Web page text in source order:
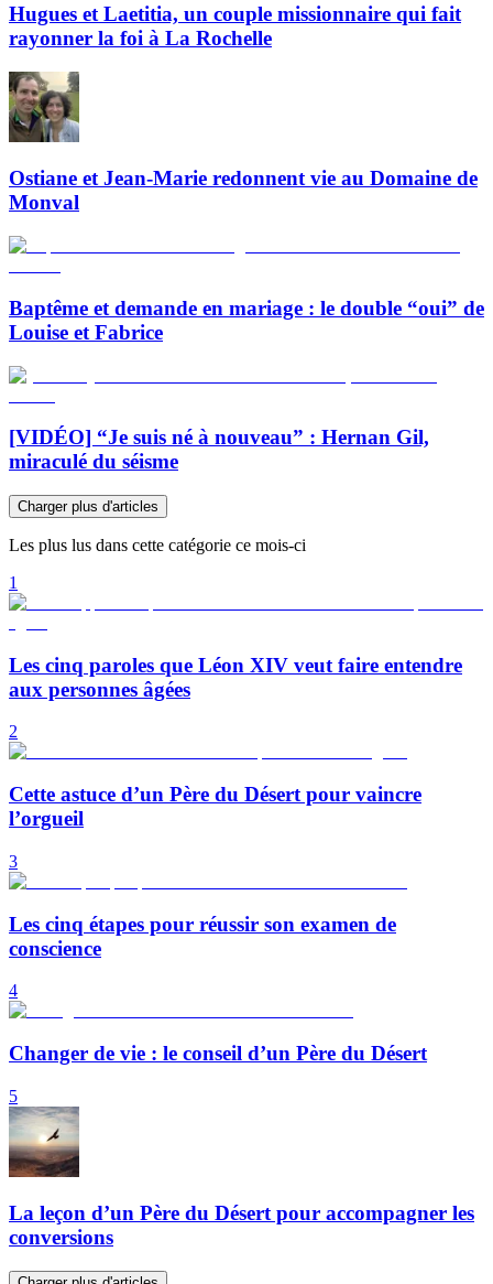
Hugues et Laetitia, un couple missionnaire qui fait
rayonner la foi à La Rochelle
Ostiane et Jean-Marie redonnent vie au Domaine de
Monval
Baptême et demande en mariage : le double “oui” de
Louise et Fabrice
[VIDÉO] “Je suis né à nouveau” : Hernan Gil,
miraculé du séisme
Charger plus d'articles
Les plus lus dans cette catégorie ce mois-ci
1
Les cinq paroles que Léon XIV veut faire entendre
aux personnes âgées
2
Cette astuce d’un Père du Désert pour vaincre
l’orgueil
3
Les cinq étapes pour réussir son examen de
conscience
4
Changer de vie : le conseil d’un Père du Désert
5
La leçon d’un Père du Désert pour accompagner les
conversions